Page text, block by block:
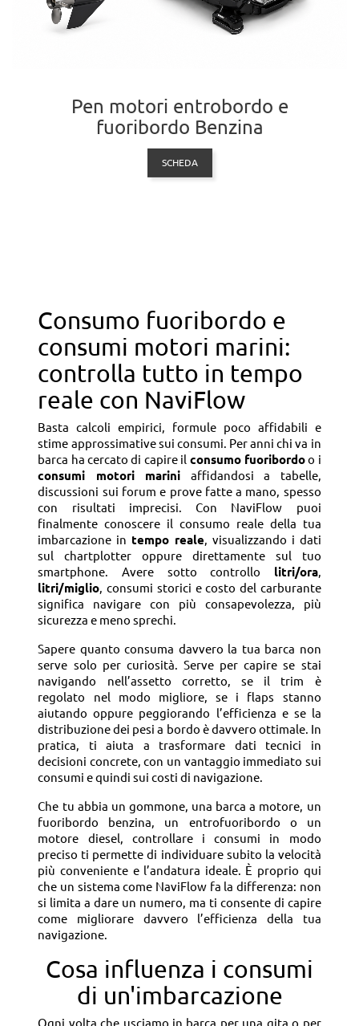
Pen motori entrobordo e
fuoribordo Benzina
SCHEDA
Consumo fuoribordo e
consumi motori marini:
controlla tutto in tempo
reale con NaviFlow
Basta calcoli empirici, formule poco affidabili e
stime approssimative sui consumi. Per anni chi va in
barca ha cercato di capire il consumo fuoribordoo i
consumi motori marini affidandosi a tabelle,
discussioni sui forum e prove fatte a mano, spesso
con risultati imprecisi. Con NaviFlow puoi
finalmente conoscere il consumo reale della tua
imbarcazione in tempo reale, visualizzando i dati
sul chartplotter oppure direttamente sul tuo
smartphone. Avere sotto controllo litri/ora,
litri/miglio, consumi storici e costo del carburante
significa navigare con più consapevolezza, più
sicurezza e meno sprechi.
Sapere quanto consuma davvero la tua barca non
serve solo per curiosità. Serve per capire se stai
navigando nell’assetto corretto, se il trim è
regolato nel modo migliore, se i flaps stanno
aiutando oppure peggiorando l’efficienza e se la
distribuzione dei pesi a bordo è davvero ottimale. In
pratica, ti aiuta a trasformare dati tecnici in
decisioni concrete, con un vantaggio immediato sui
consumi e quindi sui costi di navigazione.
Che tu abbia un gommone, una barca a motore, un
fuoribordo benzina, un entrofuoribordo o un
motore diesel, controllare i consumi in modo
preciso ti permette di individuare subito la velocità
più conveniente e l’andatura ideale. È proprio qui
che un sistema come NaviFlow fa la differenza: non
si limita a dare un numero, ma ti consente di capire
come migliorare davvero l’efficienza della tua
navigazione.
Cosa influenza i consumi
di un'imbarcazione
Ogni volta che usciamo in barca per una gita o per